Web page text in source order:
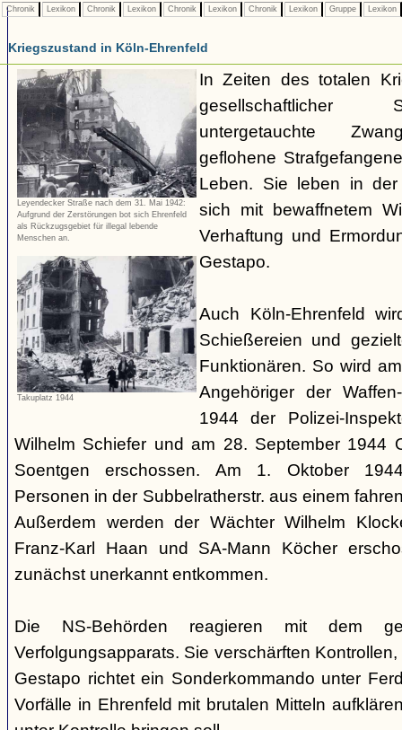
Chronik Lexikon Chronik Lexikon Chronik Lexikon Chronik Lexikon Gruppe Lexikon
Kriegszustand in Köln-Ehrenfeld
Leyendecker Straße nach dem 31. Mai 1942:
Aufgrund der Zerstörungen bot sich Ehrenfeld
als Rückzugsgebiet für illegal lebende
Menschen an.
Takuplatz 1944
In Zeiten des totalen
gesellschaftlicher
untergetauchte
geflohene
Leben. Sie leben in
sich mit bewaffnetem
Verhaftung und
Gestapo.
Auch Köln-Ehrenfeld
Schießereien und
Funktionären. So wird
Angehöriger der
1944 der Polizei-
Wilhelm Schiefer und am 28. September 1944
Soentgen erschossen. Am 1. Oktober
Personen in der Subbelratherstr. aus einem
Außerdem werden der Wächter Wilhelm
Franz-Karl Haan und SA-Mann Köcher
zunächst unerkannt entkommen.
Die NS-Behörden reagieren mit dem
Verfolgungsapparats. Sie verschärften
Gestapo richtet ein Sonderkommando unter
Vorfälle in Ehrenfeld mit brutalen Mitteln